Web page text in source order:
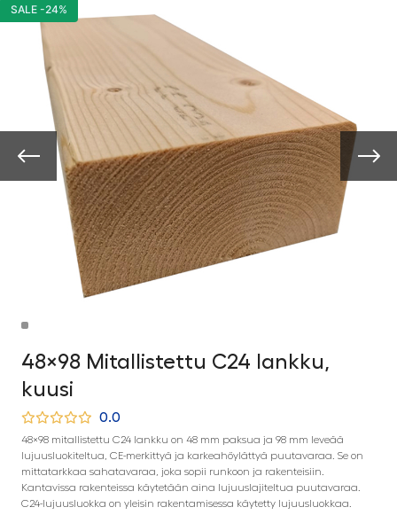
SALE -24%
48×98 Mitallistettu C24 lankku,
kuusi
0.0
48×98 mitallistettu C24 lankku on 48 mm paksua ja 98 mm leveää
lujuusluokiteltua, CE-merkittyä ja karkeahöylättyä puutavaraa. Se on
mittatarkkaa sahatavaraa, joka sopii runkoon ja rakenteisiin.
Kantavissa rakenteissa käytetään aina lujuuslajiteltua puutavaraa.
C24-lujuusluokka on yleisin rakentamisessa käytetty lujuusluokkaa.